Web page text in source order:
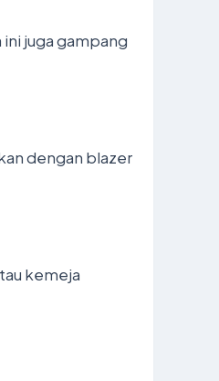
juga gampang
dengan blazer
kemeja